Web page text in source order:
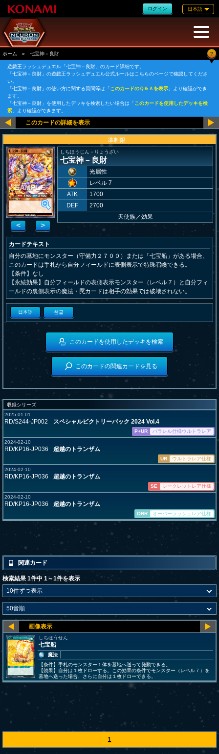
ログイン 日本語
ホーム » 七宝神－良財 ?
遊戯王ラッシュデュエル「七宝神－良財」のカード詳細です。
「七宝神－良財」の遊戯王ラッシュデュエル公式ルールはこちらのページで確認してくださ
い。
「七宝神－良財」の使い方に関する質問等は「このカードのＱ＆Ａを表示 」より確認ができ
ます。
「七宝神－良財」を使用したデッキを検索したい場合は「このカードを使用したデッキを検
索 」より確認ができます。
準制限
< >
しちほうじん－りょうざい
七宝神－良財
光属性
レベル 7
ATK
1700
DEF
2700
天使族／効果
カードテキスト
自分の墓地にモンスター（守備力２７００）または「七宝船」がある場合、
このカードは手札から自分フィールドに表側表示で特殊召喚できる。
【条件】なし
【永続効果】自分フィールドの表側表示モンスター（レベル７）と自分フィ
ールドの裏側表示の魔法・罠カードは相手の効果では破壊されない。
日本語 한글
このカードを使用したデッキを検索
このカードの関連カードを見る
収録シリーズ
2025-01-01
RD/S244-JP002 スペシャルビクトリーパック 2024 Vol.4
P+UR
パラレル仕様ウルトラレア
2024-02-10
RD/KP16-JP036 超越のトランザム
UR
ウルトラレア仕様
2024-02-10
RD/KP16-JP036 超越のトランザム
SE
シークレットレア仕様
2024-02-10
RD/KP16-JP036 超越のトランザム
ORR オーバーラッシュレア仕様
関連カード
検索結果 1件中 1～1件を表示
しちほうせん
七宝船
魔法
【条件】手札のモンスター１体を墓地へ送って発動できる。
【効果】自分は１枚ドローする。この効果の条件でモンスター（レベル７）を
墓地へ送った場合、さらに自分は１枚ドローできる。
1